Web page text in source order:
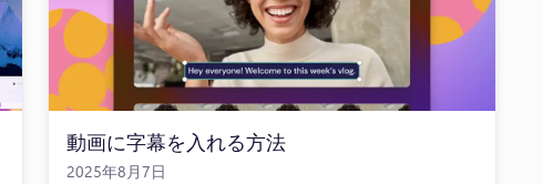
動画に字幕を入れる方法
2025年8月7日